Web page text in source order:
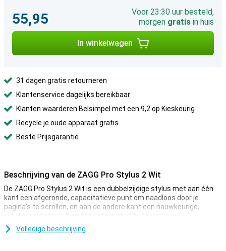
55,95
Voor 23:30 uur besteld,
morgen gratis in huis
In winkelwagen
31 dagen gratis retourneren
Klantenservice dagelijks bereikbaar
Klanten waarderen Belsimpel met een 9,2 op Kieskeurig
Recycle je oude apparaat gratis
Beste Prijsgarantie
Beschrijving van de ZAGG Pro Stylus 2 Wit
De ZAGG Pro Stylus 2 Wit is een dubbelzijdige stylus met aan één
kant een afgeronde, capacitatieve punt om naadloos door je
pagina's te scrollen, en aan de andere kant een nauwkeurige,
smalle punt om de kleinste details mee te tekenen.
Volledige beschrijving